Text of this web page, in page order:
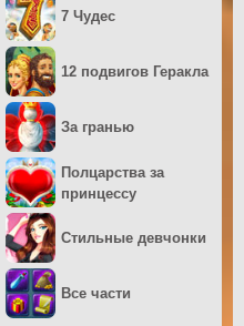
7 Чудес
12 подвигов Геракла
За гранью
Полцарства за
принцессу
Стильные девчонки
Все части